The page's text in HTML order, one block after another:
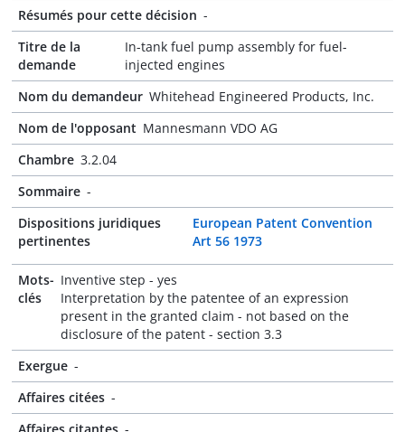
Résumés pour cette décision -
Titre de la
demande
In-tank fuel pump assembly for fuel-
injected engines
Nom du demandeur Whitehead Engineered Products, Inc.
Nom de l'opposant Mannesmann VDO AG
Chambre 3.2.04
Sommaire -
Dispositions juridiques
pertinentes
European Patent Convention
Art 56 1973
Mots-
clés
Inventive step - yes
Interpretation by the patentee of an expression
present in the granted claim - not based on the
disclosure of the patent - section 3.3
Exergue -
Affaires citées -